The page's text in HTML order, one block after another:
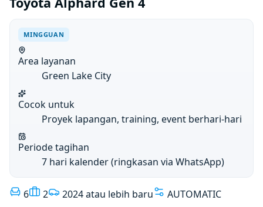
MINGGUAN
Area layanan
Green Lake City
Cocok untuk
Proyek lapangan, training, event berhari-hari
Periode tagihan
7 hari kalender (ringkasan via WhatsApp)
6 2 2024 atau lebih baru AUTOMATIC